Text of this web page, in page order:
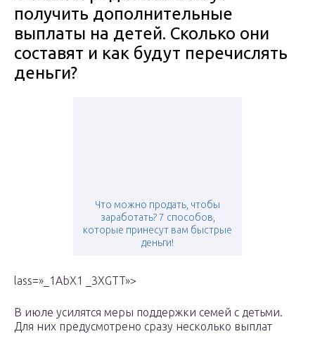
получить дополнительные
выплаты на детей. Сколько они
составят и как будут перечислять
деньги?
Что можно продать, чтобы
заработать? 7 способов,
которые принесут вам быстрые
деньги!
lass=»_1AbX1 _3XGTT»>
В июле усилятся меры поддержки семей с детьми.
Для них предусмотрено сразу несколько выплат